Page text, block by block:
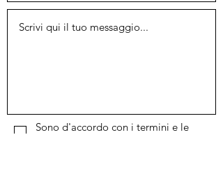
Sono d'accordo con i termini e le